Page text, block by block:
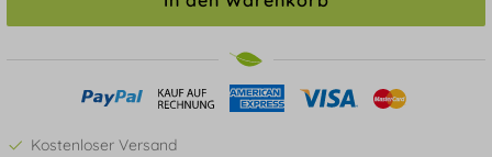
Kostenloser Versand